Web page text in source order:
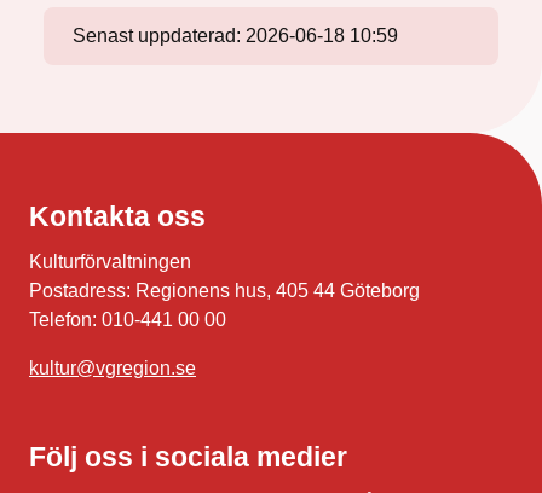
Senast uppdaterad: 2026-06-18 10:59
Kontakta oss
Kulturförvaltningen
Postadress: Regionens hus, 405 44 Göteborg
Telefon: 010-441 00 00
kultur@vgregion.se
Följ oss i sociala medier